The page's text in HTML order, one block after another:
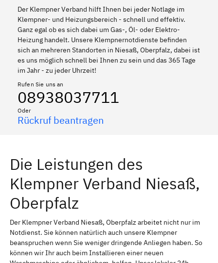
Der Klempner Verband hilft Ihnen bei jeder Notlage im
Klempner- und Heizungsbereich - schnell und effektiv.
Ganz egal ob es sich dabei um Gas-, Öl- oder Elektro-
Heizung handelt. Unsere Klempnernotdienste befinden
sich an mehreren Standorten in Niesaß, Oberpfalz, dabei ist
es uns möglich schnell bei Ihnen zu sein und das 365 Tage
im Jahr - zu jeder Uhrzeit!
Rufen Sie uns an
08938037711
Oder
Rückruf beantragen
Die Leistungen des
Klempner Verband Niesaß,
Oberpfalz
Der Klempner Verband Niesaß, Oberpfalz arbeitet nicht nur im
Notdienst. Sie können natürlich auch unsere Klempner
beanspruchen wenn Sie weniger dringende Anliegen haben. So
können wir Ihr auch beim Installieren einer neuen